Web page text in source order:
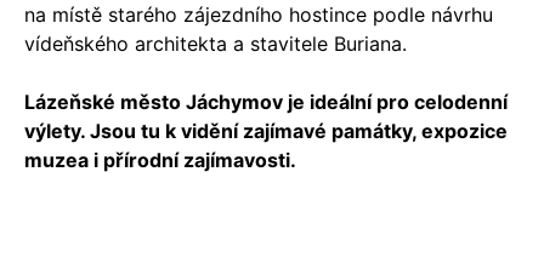
na místě starého zájezdního hostince podle návrhu
vídeňského architekta a stavitele Buriana.
Lázeňské město Jáchymov je ideální pro celodenní
výlety. Jsou tu k vidění zajímavé památky, expozice
muzea i přírodní zajímavosti.